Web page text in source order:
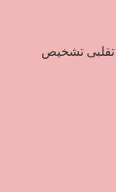
تقلبی تشخیص